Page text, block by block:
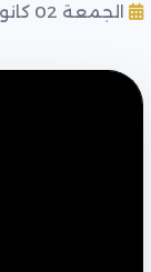
الجمعة 02 كانون الأول 2022